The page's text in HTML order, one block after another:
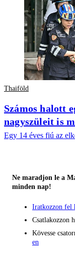
Thaiföld
Számos halott
nagyszüleit is
Egy 14 éves fiú az
Ne maradjon le a
minden nap!
Iratkozzon fel
Csatlakozzon
Kövesse
en